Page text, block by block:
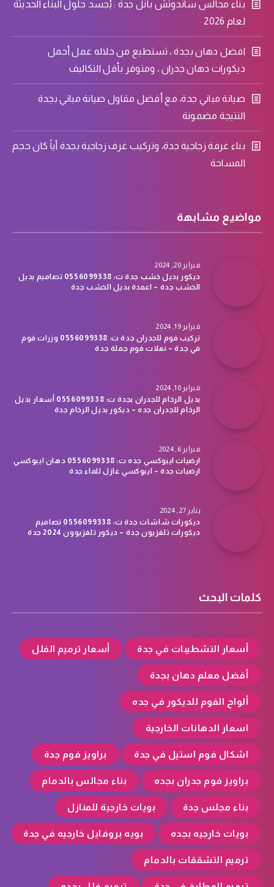
بناء مجالس ساندوتش بانل جدة : يُجسد حلول البناء الحديثة
لعام 2026
افضل دهان بجدة ، تستطيع من خلاله عمل أجمل
ديكورات دهان جدران ، ومتوفر بأقل التكاليف
صيانة مباني جدة، مع أفضل مقاول صيانة مباني بجدة
النتيجة مضمونة
بناء غرفة زجاجية جدة، وتركيب غرف زجاجية بجدة أياً كان حجم
المساحة
مواضيع مشابهة
فبراير 20, 2024
ديكور بديل خشب جدة ت: 0556099338 تصاميم بديل
الخشب جدة – اعمدة بديل الخشب جدة
فبراير 19, 2024
تركيب فوم للجدران جدة ت: 0556099338 وزرات فوم
في جدة – نعلات فوم جملة جدة
فبراير 10, 2024
بديل الرخام للجدران بجدة ت: 0556099338 أسعار بديل
الرخام للجدران جده – ديكور بديل الرخام جدة
فبراير 6, 2024
ارضيات ايبوكسي جده ت: 0556099338 دهان ايبوكسي
ارضيات جدة – ايبوكسي عازل للماء جدة
يناير 27, 2024
ديكورات شاشات جدة ت: 0556099338 تصاميم
ديكورات تلفزيون جدة – ديكور تلفزيوون 2024 جدة
كلمات البحث
أسعار التشطيبات في جدة أسعار ترميم الفلل
أفضل معلم دهان بجدة
ألواح الفوم للديكور في جده
اسعار الدهانات الخارجية
اشكال فوم استيل في جدة براويز فوم جدة
براويز فوم جدران بجده بناء مجالس بالدمام
بناء مجلس جدة بويات خارجية للمنازل
بويات خارجيه بجده بويه بروفايل خارجيه في جدة
ترميم التشققات بالدمام